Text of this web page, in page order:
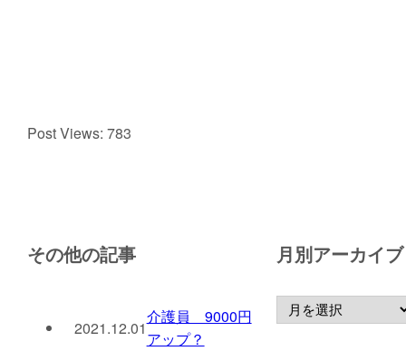
Post Views: 783
その他の記事
2021.12.01
介護員 9000円
アップ？
月別アーカイブ